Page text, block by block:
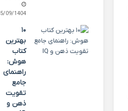
05/09/1404
۱۰
بهترین
کتاب
هوش:
راهنمای
جامع
تقویت
ذهن و